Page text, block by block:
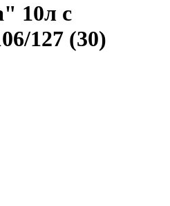
10л с
127 (30)